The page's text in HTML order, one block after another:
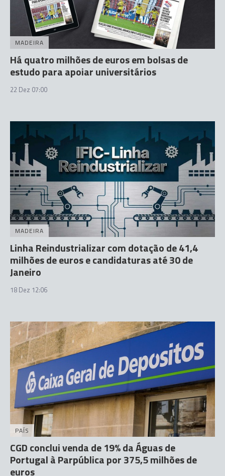
MADEIRA
Há quatro milhões de euros em bolsas de
estudo para apoiar universitários
22 Dez 07:00
MADEIRA
Linha Reindustrializar com dotação de 41,4
milhões de euros e candidaturas até 30 de
Janeiro
18 Dez 12:06
PAÍS
CGD conclui venda de 19% da Águas de
Portugal à Parpública por 375,5 milhões de
euros